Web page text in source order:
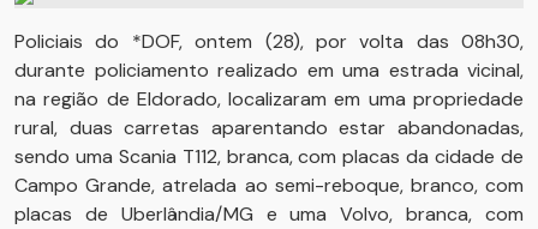
Policiais do *DOF, ontem (28), por volta das 08h30,
durante policiamento realizado em uma estrada vicinal,
na região de Eldorado, localizaram em uma propriedade
rural, duas carretas aparentando estar abandonadas,
sendo uma Scania T112, branca, com placas da cidade de
Campo Grande, atrelada ao semi-reboque, branco, com
placas de Uberlândia/MG e uma Volvo, branca, com